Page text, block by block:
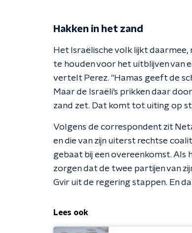
Hakken in het zand
Het Israëlische volk lijkt
te houden voor het uitblijven van
vertelt Perez. "Hamas geeft de
Maar de Israëli's prikken daar
zand zet. Dat komt tot uiting op
Volgens de correspondent zit
en die van zijn uiterst rechtse
gebaat bij een overeenkomst. Als
zorgen dat de twee partijen van
Gvir uit de regering stappen. En
Lees ook